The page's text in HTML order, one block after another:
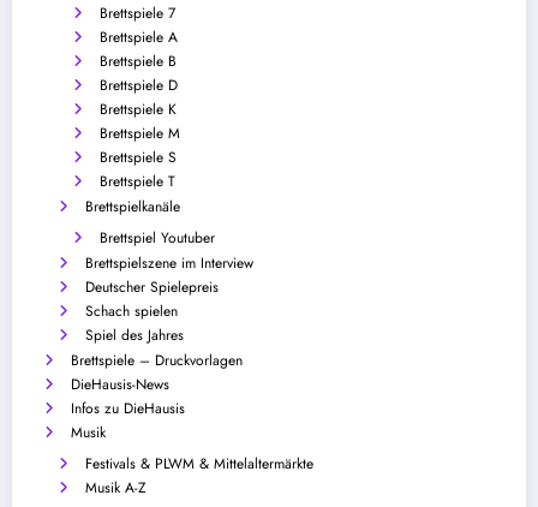
Brettspiele 7
Brettspiele A
Brettspiele B
Brettspiele D
Brettspiele K
Brettspiele M
Brettspiele S
Brettspiele T
Brettspielkanäle
Brettspiel Youtuber
Brettspielszene im Interview
Deutscher Spielepreis
Schach spielen
Spiel des Jahres
Brettspiele – Druckvorlagen
DieHausis-News
Infos zu DieHausis
Musik
Festivals & PLWM & Mittelaltermärkte
Musik A-Z